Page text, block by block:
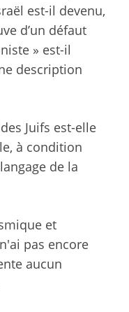
est-il devenu,
d’un défaut
» est-il
description
Juifs est-elle
à condition
de la
et
pas encore
aucun